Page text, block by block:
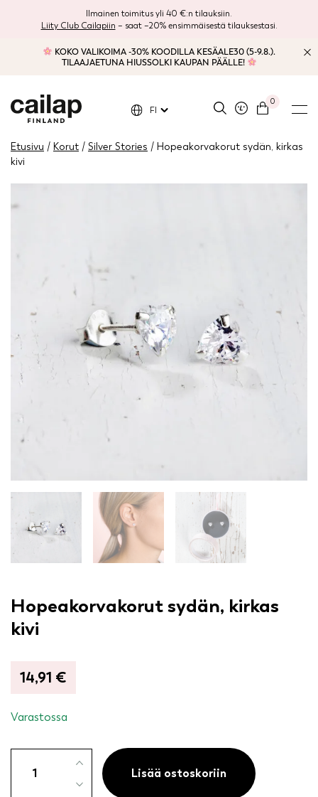
Ilmainen toimitus yli 40 €:n tilauksiin.
Liity Club Cailapiin – saat –20% ensimmäisestä tilauksestasi.
KOKO VALIKOIMA -30% KOODILLA KESÄALE30 (5-9.8.).
TILAAJAETUNA HIUSSOLKI KAUPAN PÄÄLLE!
0
FI
Etusivu / Korut / Silver Stories / Hopeakorvakorut sydän, kirkas
kivi
Hopeakorvakorut sydän, kirkas
kivi
14,91 €
Varastossa
sydän,
Lisää ostoskoriin